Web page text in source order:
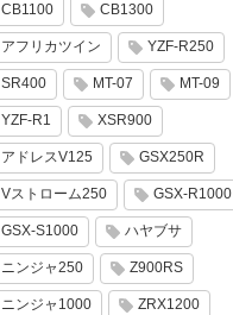
CB1100 CB1300
アフリカツイン YZF-R250
SR400 MT-07 MT-09
YZF-R1 XSR900
アドレスV125 GSX250R
Vストローム250 GSX-R1000
GSX-S1000 ハヤブサ
ニンジャ250 Z900RS
ニンジャ1000 ZRX1200